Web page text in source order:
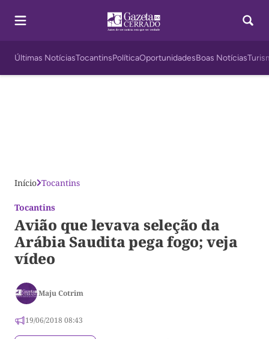
Últimas NotíciasTocantinsPolíticaOportunidadesBoas Notícias
Início Tocantins
Tocantins
Avião que levava seleção da
Arábia Saudita pega fogo; veja
vídeo
Maju Cotrim
19/06/2018 08:43